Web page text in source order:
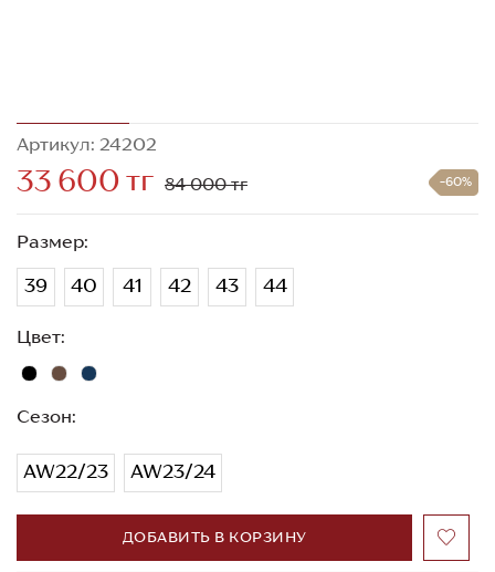
Артикул: 24202
33 600 тг 84 000 тг -60%
Размер:
39 40 41 42 43 44
Цвет:
Сезон:
AW22/23 AW23/24
ДОБАВИТЬ В КОРЗИНУ